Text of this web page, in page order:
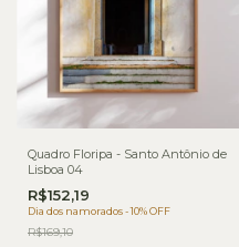
Quadro Floripa - Santo Antônio de
Lisboa 04
R$152,19
Dia dos namorados - 10% OFF
R$169,10